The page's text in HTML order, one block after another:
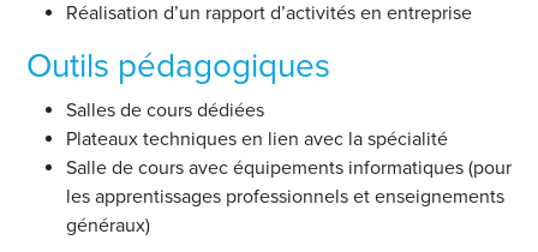
Réalisation d’un rapport d’activités en entreprise
Outils pédagogiques
Salles de cours dédiées
Plateaux techniques en lien avec la spécialité
Salle de cours avec équipements informatiques (pour
les apprentissages professionnels et enseignements
généraux)